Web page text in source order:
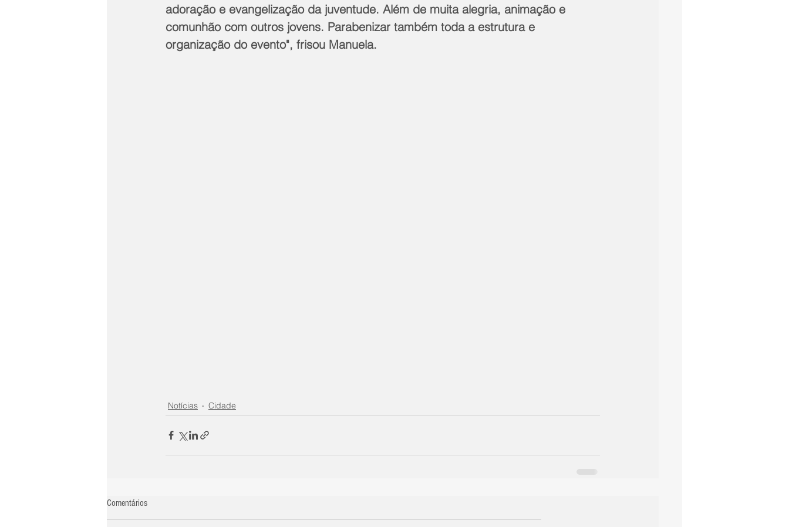
adoração e evangelização da juventude. Além de muita alegria, animação e
comunhão com outros jovens. Parabenizar também toda a estrutura e
organização do evento", frisou Manuela.
Notícias Cidade
Comentários